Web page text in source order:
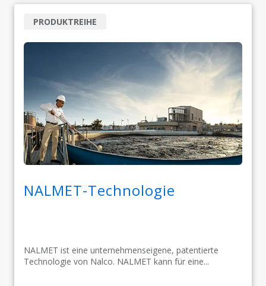
NALMET-Technologie
NALMET ist eine unternehmenseigene, patentierte
Technologie von Nalco. NALMET kann für eine...
PRODUKTREIHE